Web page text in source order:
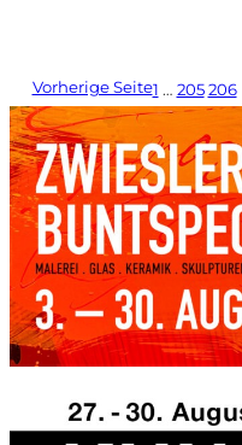
Vorherige Seite1 … 205 206